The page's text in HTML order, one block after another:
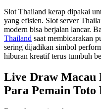
Slot Thailand kerap dipakai
yang efisien. Slot server
modern bisa berjalan lancar.
Thailand saat membicarakan
sering dijadikan simbol
hiburan kreatif terus tumbuh
Live Draw Macau
Para Pemain Toto